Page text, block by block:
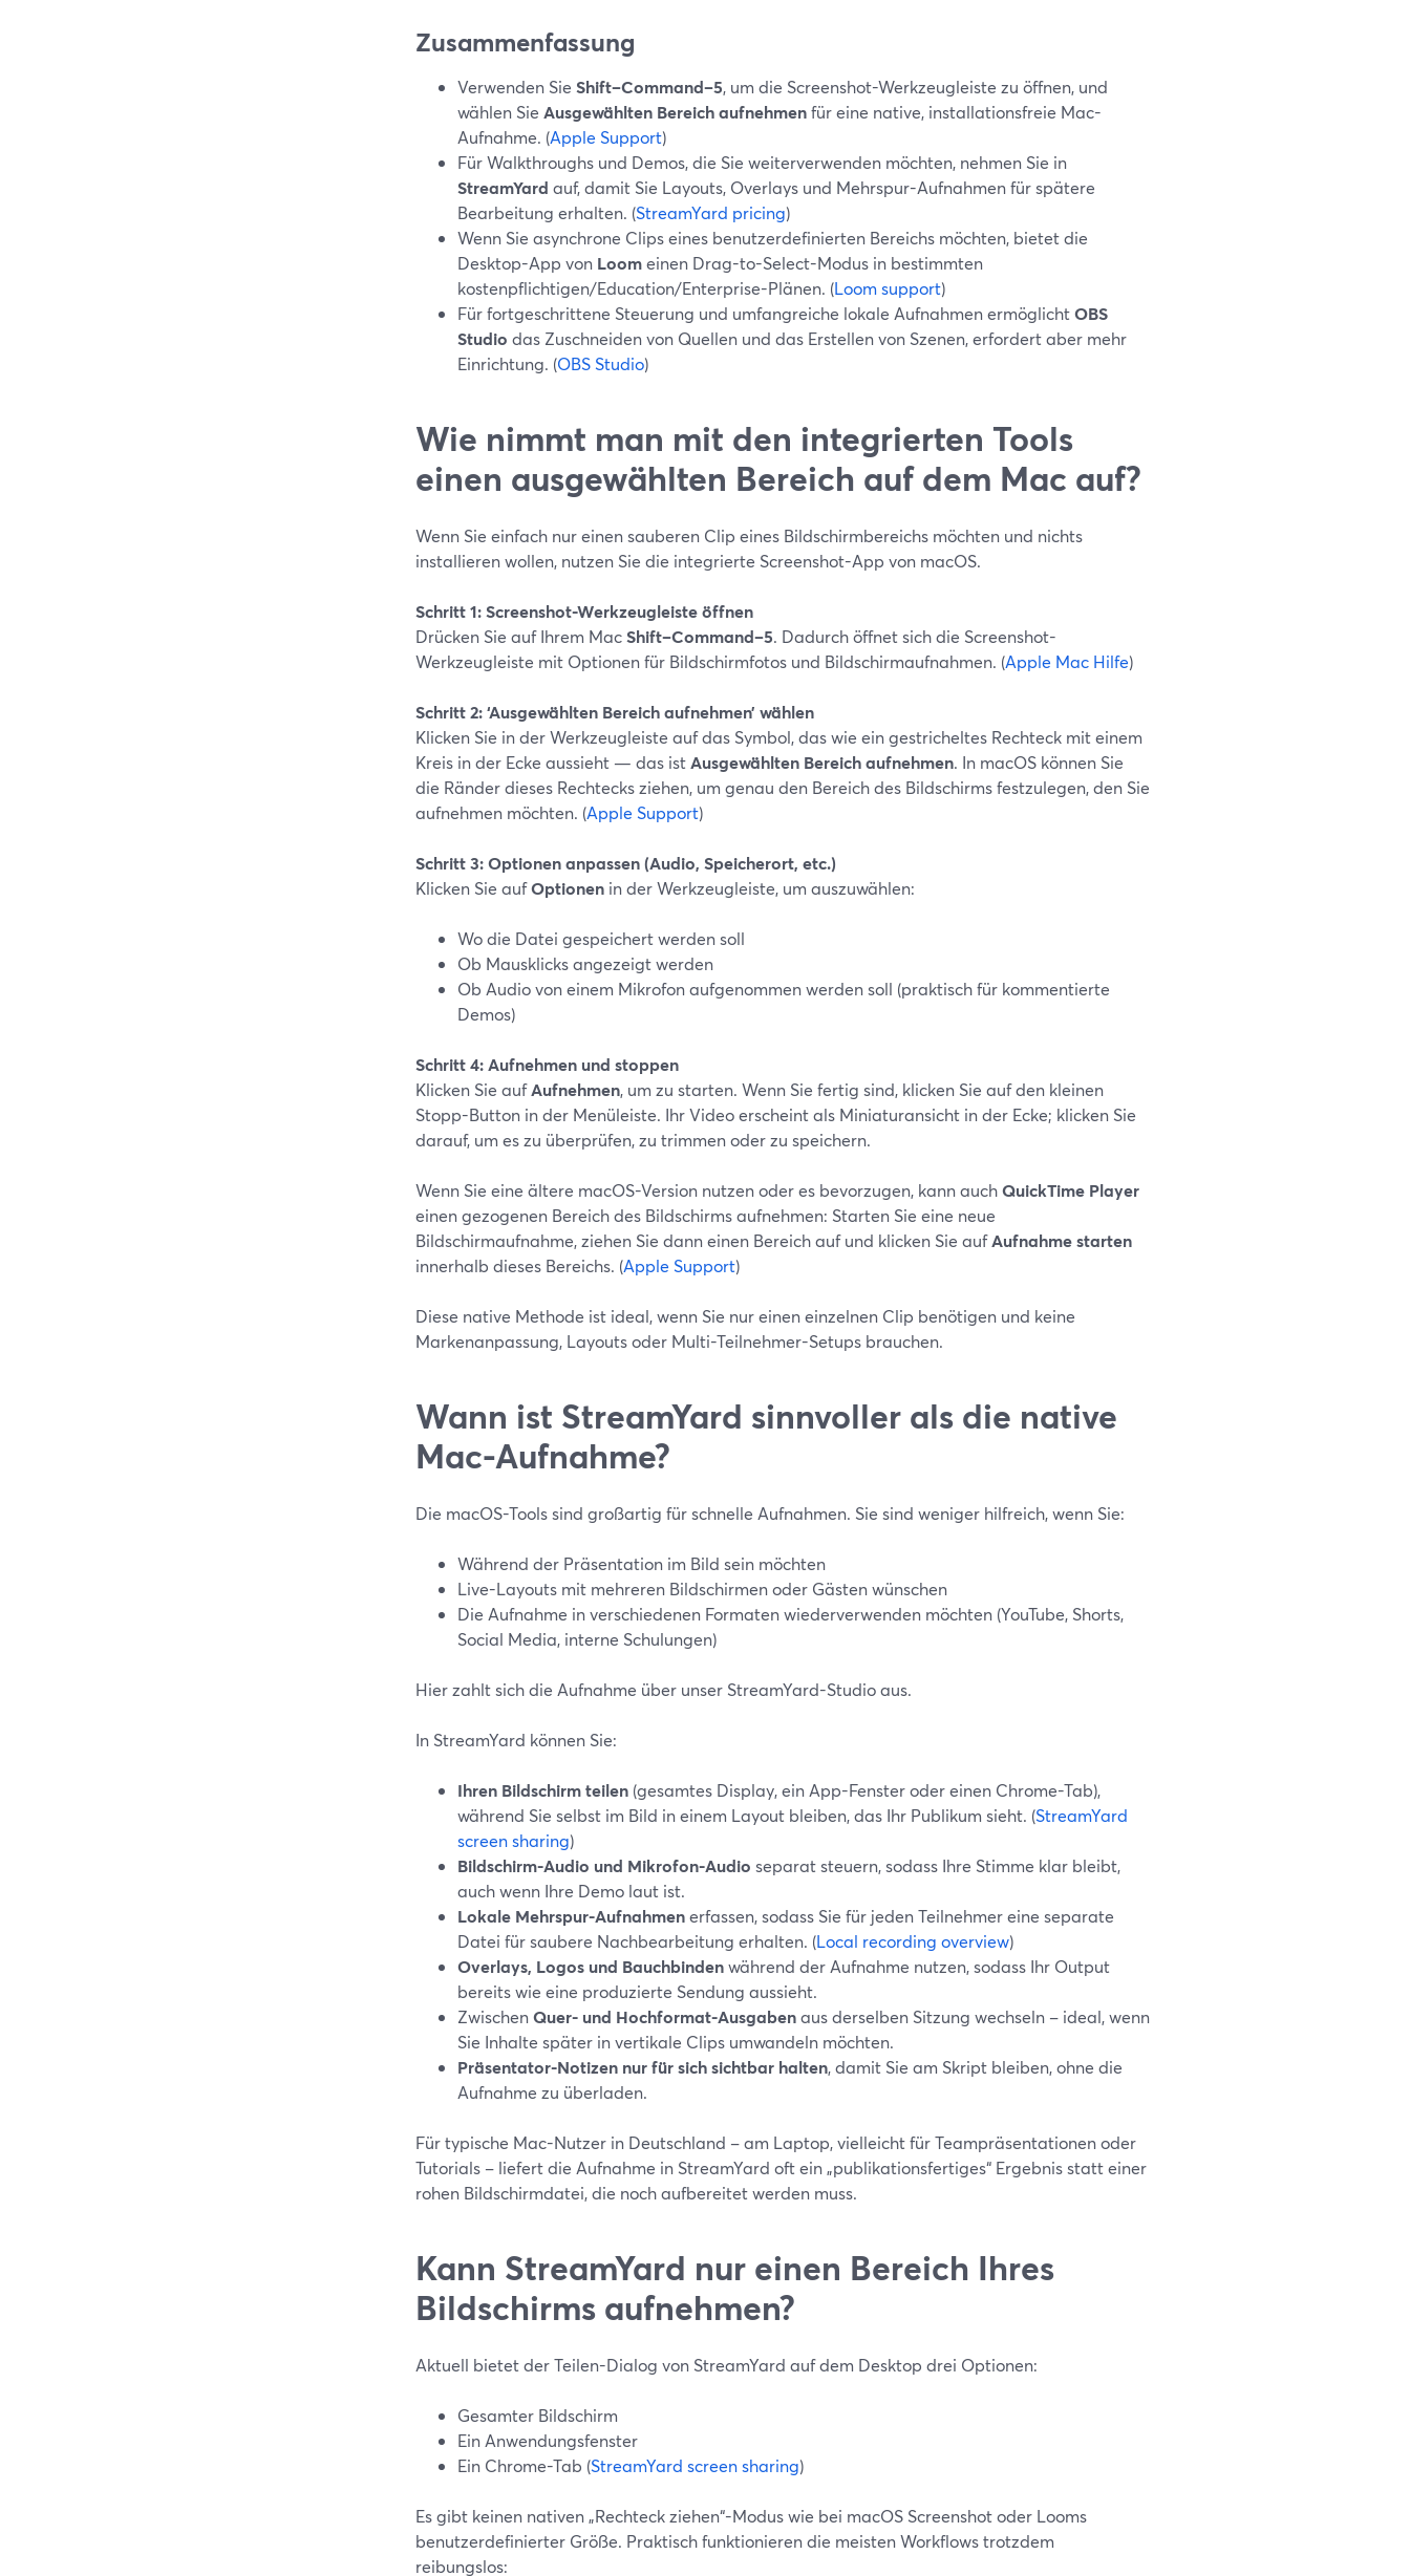
Zusammenfassung
Verwenden Sie Shift–Command–5, um die Screenshot-Werkzeugleiste zu öffnen, und
wählen Sie Ausgewählten Bereich aufnehmenfür eine native, installationsfreie Mac-
Aufnahme. (Apple Support)
Für Walkthroughs und Demos, die Sie weiterverwenden möchten, nehmen Sie in
StreamYard auf, damit Sie Layouts, Overlays und Mehrspur-Aufnahmen für spätere
Bearbeitung erhalten. (StreamYard pricing)
Wenn Sie asynchrone Clips eines benutzerdefinierten Bereichs möchten, bietet die
Desktop-App von Loomeinen Drag-to-Select-Modus in bestimmten
kostenpflichtigen/Education/Enterprise-Plänen. (Loom support)
Für fortgeschrittene Steuerung und umfangreiche lokale Aufnahmen ermöglichtOBS
Studio das Zuschneiden von Quellen und das Erstellen von Szenen, erfordert aber mehr
Einrichtung. (OBS Studio)
Wie nimmt man mit den integrierten Tools
einen ausgewählten Bereich auf dem Mac auf?
Wenn Sie einfach nur einen sauberen Clip eines Bildschirmbereichs möchten und nichts
installieren wollen, nutzen Sie die integrierte Screenshot-App von macOS.
Schritt 1: Screenshot-Werkzeugleiste öffnen
Drücken Sie auf Ihrem MacShift–Command–5. Dadurch öffnet sich die Screenshot-
Werkzeugleiste mit Optionen für Bildschirmfotos und Bildschirmaufnahmen. (Apple Mac Hilfe)
Schritt 2: ‘Ausgewählten Bereich aufnehmen’ wählen
Klicken Sie in der Werkzeugleiste auf das Symbol, das wie ein gestricheltes Rechteck mit einem
Kreis in der Ecke aussieht — das istAusgewählten Bereich aufnehmen. In macOS können Sie
die Ränder dieses Rechtecks ziehen, um genau den Bereich des Bildschirms festzulegen, den Sie
aufnehmen möchten. (Apple Support)
Schritt 3: Optionen anpassen (Audio, Speicherort, etc.)
Klicken Sie aufOptionen in der Werkzeugleiste, um auszuwählen:
Wo die Datei gespeichert werden soll
Ob Mausklicks angezeigt werden
Ob Audio von einem Mikrofon aufgenommen werden soll (praktisch für kommentierte
Demos)
Schritt 4: Aufnehmen und stoppen
Klicken Sie aufAufnehmen, um zu starten. Wenn Sie fertig sind, klicken Sie auf den kleinen
Stopp-Button in der Menüleiste. Ihr Video erscheint als Miniaturansicht in der Ecke; klicken Sie
darauf, um es zu überprüfen, zu trimmen oder zu speichern.
Wenn Sie eine ältere macOS-Version nutzen oder es bevorzugen, kann auchQuickTime Player
einen gezogenen Bereich des Bildschirms aufnehmen: Starten Sie eine neue
Bildschirmaufnahme, ziehen Sie dann einen Bereich auf und klicken Sie aufAufnahme starten
innerhalb dieses Bereichs. (Apple Support)
Diese native Methode ist ideal, wenn Sie nur einen einzelnen Clip benötigen und keine
Markenanpassung, Layouts oder Multi-Teilnehmer-Setups brauchen.
Wann ist StreamYard sinnvoller als die native
Mac-Aufnahme?
Die macOS-Tools sind großartig für schnelle Aufnahmen. Sie sind weniger hilfreich, wenn Sie:
Während der Präsentation im Bild sein möchten
Live-Layouts mit mehreren Bildschirmen oder Gästen wünschen
Die Aufnahme in verschiedenen Formaten wiederverwenden möchten (YouTube, Shorts,
Social Media, interne Schulungen)
Hier zahlt sich die Aufnahme über unser StreamYard-Studio aus.
In StreamYard können Sie:
Ihren Bildschirm teilen (gesamtes Display, ein App-Fenster oder einen Chrome-Tab),
während Sie selbst im Bild in einem Layout bleiben, das Ihr Publikum sieht. (StreamYard
screen sharing)
Bildschirm-Audio und Mikrofon-Audio separat steuern, sodass Ihre Stimme klar bleibt,
auch wenn Ihre Demo laut ist.
Lokale Mehrspur-Aufnahmenerfassen, sodass Sie für jeden Teilnehmer eine separate
Datei für saubere Nachbearbeitung erhalten. (Local recording overview)
Overlays, Logos und Bauchbindenwährend der Aufnahme nutzen, sodass Ihr Output
bereits wie eine produzierte Sendung aussieht.
ZwischenQuer- und Hochformat-Ausgabenaus derselben Sitzung wechseln – ideal, wenn
Sie Inhalte später in vertikale Clips umwandeln möchten.
Präsentator-Notizen nur für sich sichtbar halten, damit Sie am Skript bleiben, ohne die
Aufnahme zu überladen.
Für typische Mac-Nutzer in Deutschland – am Laptop, vielleicht für Teampräsentationen oder
Tutorials – liefert die Aufnahme in StreamYard oft ein „publikationsfertiges“ Ergebnis statt einer
rohen Bildschirmdatei, die noch aufbereitet werden muss.
Kann StreamYard nur einen Bereich Ihres
Bildschirms aufnehmen?
Aktuell bietet der Teilen-Dialog von StreamYard auf dem Desktop drei Optionen:
Gesamter Bildschirm
Ein Anwendungsfenster
Ein Chrome-Tab (StreamYard screen sharing)
Es gibt keinen nativen „Rechteck ziehen“-Modus wie bei macOS Screenshot oder Looms
benutzerdefinierter Größe. Praktisch funktionieren die meisten Workflows trotzdem
reibungslos: